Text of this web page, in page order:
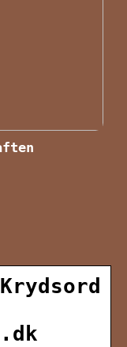
Krydsord